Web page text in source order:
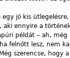
jó kis
ennyire a
példát – ah,
felnőtt lesz, nem
szerencse,